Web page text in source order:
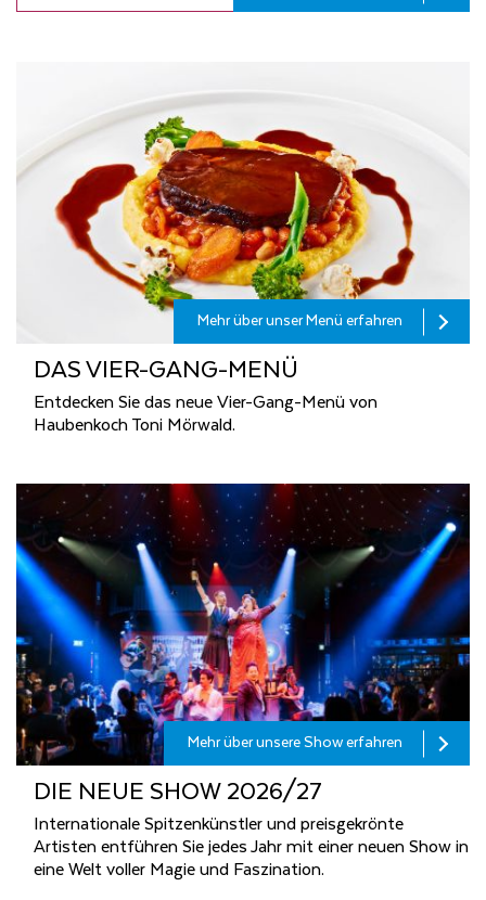
Mehr über unser Menü erfahren
DAS VIER-GANG-MENÜ
Entdecken Sie das neue Vier-Gang-Menü von
Haubenkoch Toni Mörwald.
Mehr über unsere Show erfahren
DIE NEUE SHOW 2026/27
Internationale Spitzenkünstler und preisgekrönte
Artisten entführen Sie jedes Jahr mit einer neuen Show in
eine Welt voller Magie und Faszination.